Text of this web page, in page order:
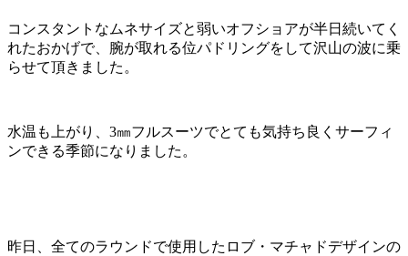
コンスタントなムネサイズと弱いオフショアが半日続いてく
れたおかげで、腕が取れる位パドリングをして沢山の波に乗
らせて頂きました。
水温も上がり、3㎜フルスーツでとても気持ち良くサーフィ
ンできる季節になりました。
昨日、全てのラウンドで使用したロブ・マチャドデザインの